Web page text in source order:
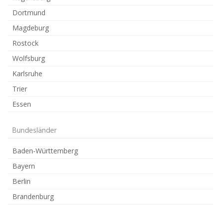
Dortmund
Magdeburg
Rostock
Wolfsburg
Karlsruhe
Trier
Essen
Bundesländer
Baden-Württemberg
Bayern
Berlin
Brandenburg